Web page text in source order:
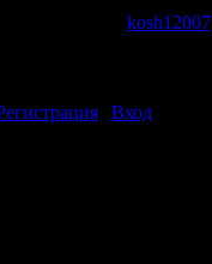
kosh12007
| Вход]